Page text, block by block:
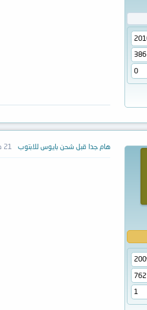
386
0
762
1
هام جدا قبل شحن بايوس للابتوب 21 ديسمبر 2011